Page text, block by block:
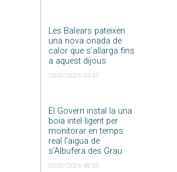
Les Balears pateixen
una nova onada de
calor que s’allarga fins
a aquest dijous
20/07/2026 03:47
El Govern instal·la una
boia intel·ligent per
monitorar en temps
real l’aigua de
s’Albufera des Grau
20/07/2026 09:33